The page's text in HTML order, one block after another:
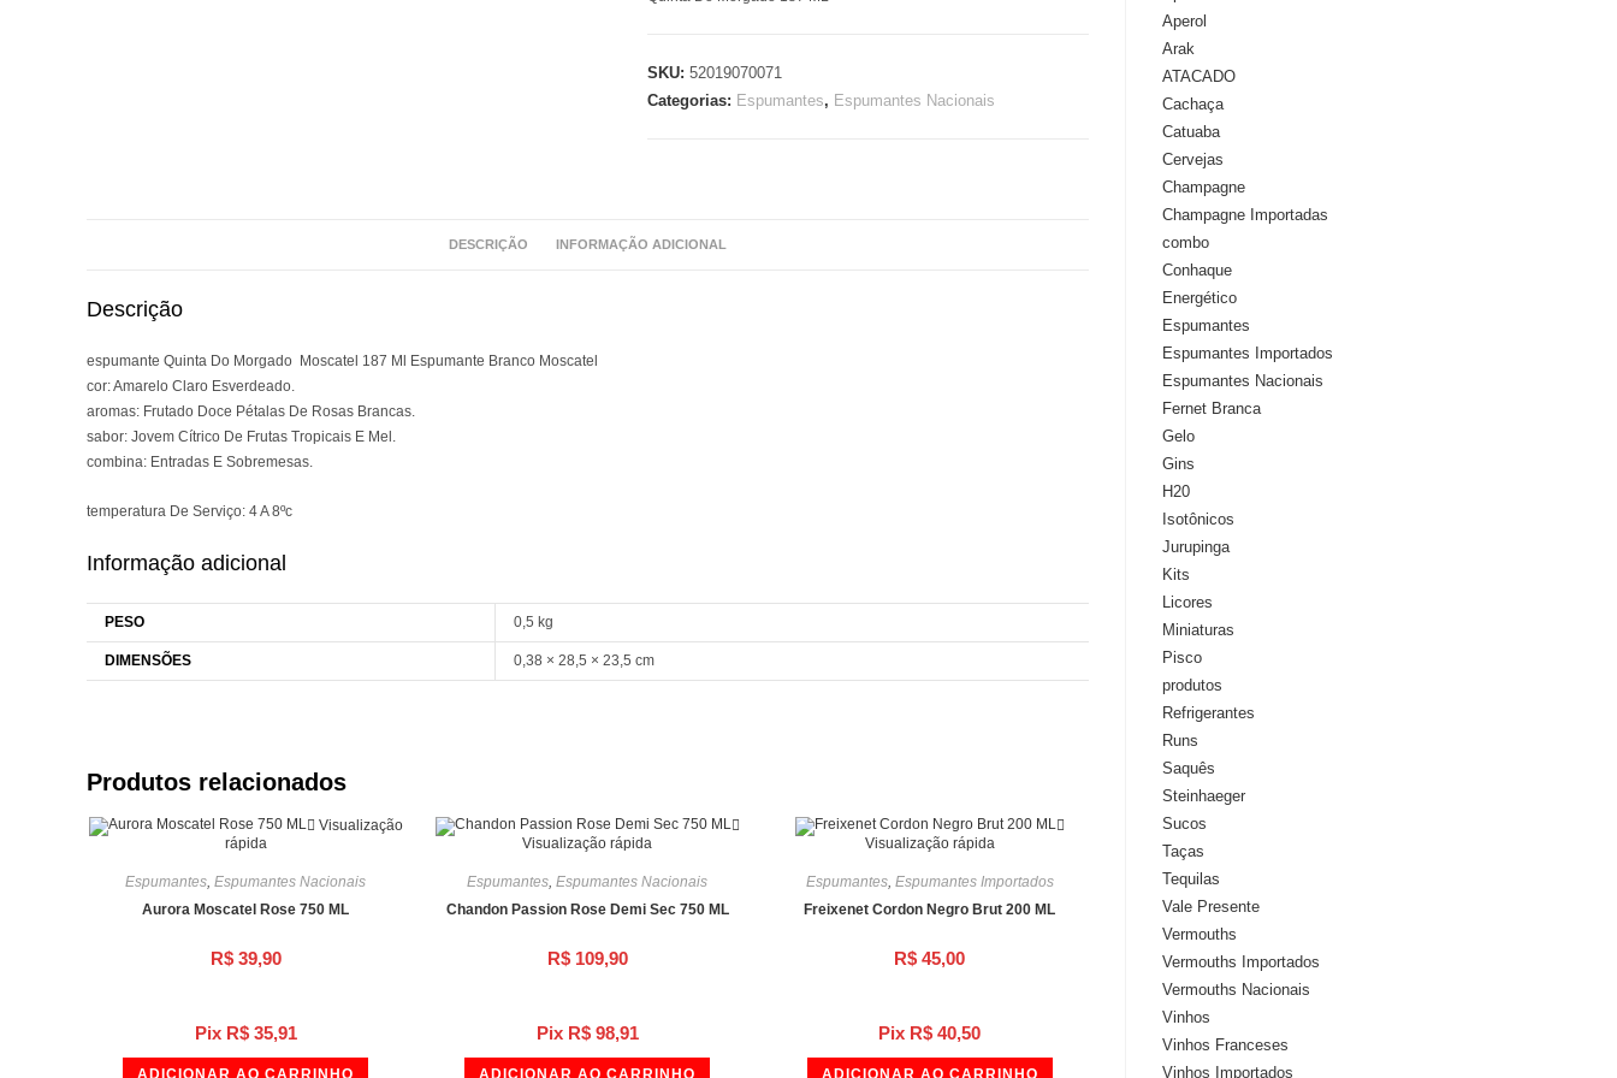
Aperol
Arak
ATACADO
Cachaça
Catuaba
Cervejas
Champagne
Champagne Importadas
combo
Conhaque
Energético
Espumantes
Espumantes Importados
Espumantes Nacionais
Fernet Branca
Gelo
Gins
H20
Isotônicos
Jurupinga
Kits
Licores
Miniaturas
Pisco
produtos
Refrigerantes
Runs
Saquês
Steinhaeger
Sucos
Taças
Tequilas
Vale Presente
Vermouths
Vermouths Importados
Vermouths Nacionais
Vinhos
Vinhos Franceses
Vinhos Importados
SKU:52019070071
Categorias: Espumantes, Espumantes Nacionais
DESCRIÇÃO INFORMAÇÃO ADICIONAL
Descrição
espumante Quinta Do Morgado Moscatel 187 Ml Espumante Branco Moscatel
cor: Amarelo Claro Esverdeado.
aromas: Frutado Doce Pétalas De Rosas Brancas.
sabor: Jovem Cítrico De Frutas Tropicais E Mel.
combina: Entradas E Sobremesas.
temperatura De Serviço: 4 A 8ºc
Informação adicional
PESO 0,5 kg
DIMENSÕES 0,38 × 28,5 × 23,5 cm
Produtos relacionados
Pix R$35,91
Visualização
rápida
Espumantes,Espumantes Nacionais
Aurora Moscatel Rose 750 ML
R$39,90
ADICIONAR AO CARRINHO
Pix R$98,91
Visualização rápida
Espumantes,Espumantes Nacionais
Chandon Passion Rose Demi Sec 750 ML
R$109,90
ADICIONAR AO CARRINHO
Pix R$ 40,50
Visualização rápida
Espumantes, Espumantes Importados
Freixenet Cordon Negro Brut 200 ML
R$ 45,00
ADICIONAR AO CARRINHO